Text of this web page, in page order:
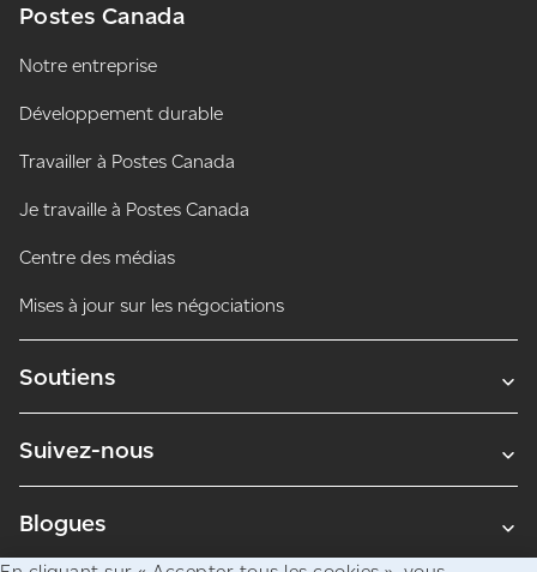
Postes Canada
Notre entreprise
Développement durable
Travailler à Postes Canada
Je travaille à Postes Canada
Centre des médias
Mises à jour sur les négociations
Soutiens
Suivez-nous
Blogues